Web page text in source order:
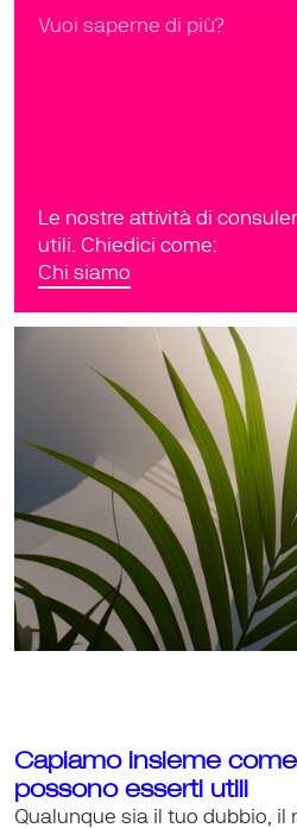
Vuoi saperne di più?
Le nostre attività di
utili. Chiedici come:
Chi siamo
Capiamo insieme
possono esserti utili
Qualunque sia il tuo dubbio, il